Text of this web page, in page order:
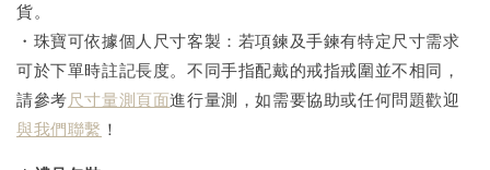
貨。
・珠寶可依據個人尺寸客製：若項鍊及手鍊有特定尺寸需求
可於下單時註記長度。不同手指配戴的戒指戒圍並不相同，
請參考尺寸量測頁面進行量測，如需要協助或任何問題歡迎
與我們聯繫 ！